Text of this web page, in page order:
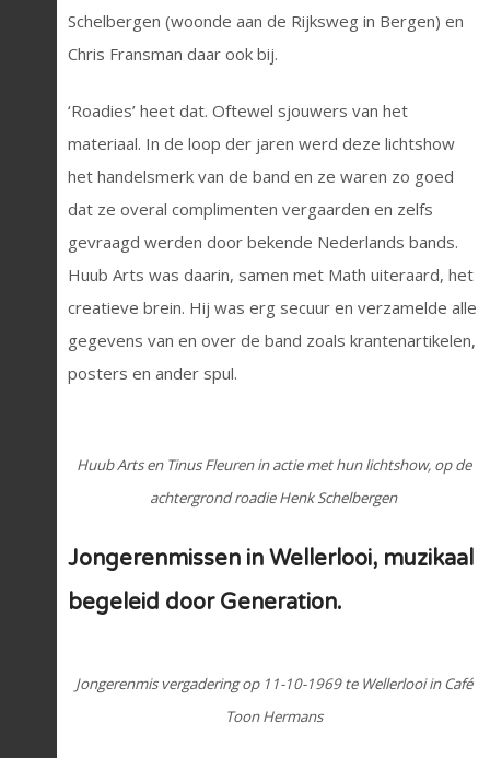
Schelbergen (woonde aan de Rijksweg in Bergen) en
Chris Fransman daar ook bij.
‘Roadies’ heet dat. Oftewel sjouwers van het
materiaal. In de loop der jaren werd deze lichtshow
het handelsmerk van de band en ze waren zo goed
dat ze overal complimenten vergaarden en zelfs
gevraagd werden door bekende Nederlands bands.
Huub Arts was daarin, samen met Math uiteraard, het
creatieve brein. Hij was erg secuur en verzamelde alle
gegevens van en over de band zoals krantenartikelen,
posters en ander spul.
Huub Arts en Tinus Fleuren in actie met hun lichtshow, op de
achtergrond roadie Henk Schelbergen
Jongerenmissen in Wellerlooi, muzikaal
begeleid door Generation.
Jongerenmis vergadering op 11-10-1969 te Wellerlooi in Café
Toon Hermans